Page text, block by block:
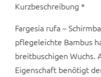
Kurzbeschreibung *
Fargesia rufa –
pflegeleichte Bambus
breitbuschigen Wuchs.
Eigenschaft benötigt